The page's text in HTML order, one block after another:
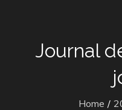
Journal
Home